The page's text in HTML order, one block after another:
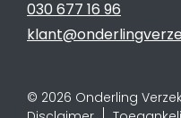
030 677 16 96
© 2026 Onderling